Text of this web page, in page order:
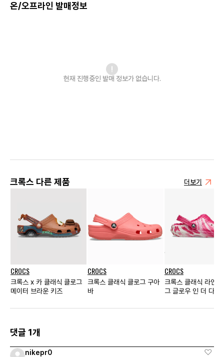
온/오프라인 발매정보
현재 진행중인 발매 정보가 없습니다.
크록스 다른 제품 더보기
CROCS
크록스 x 카 클래식 클로그
메이터 브라운 키즈
CROCS
크록스 클래식 클로그 구아
바
CROCS
크록스 클래식 라인
그 글로우 인 더 다크
댓글 1개
nikepr0